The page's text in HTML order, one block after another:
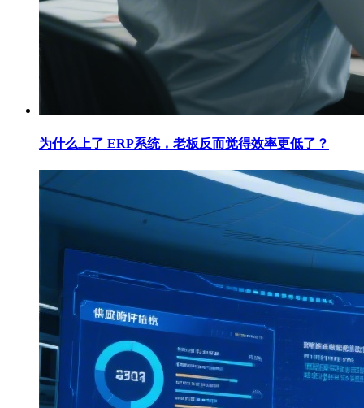
为什么上了 ERP系统，老板反而觉得效率更低了？